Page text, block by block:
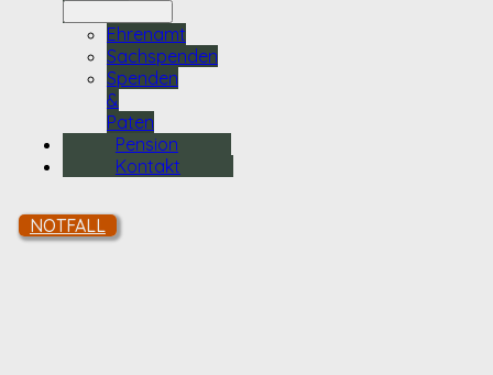
Ehrenamt
Sachspenden
Spenden
&
Paten
Pension
Kontakt
NOTFALL